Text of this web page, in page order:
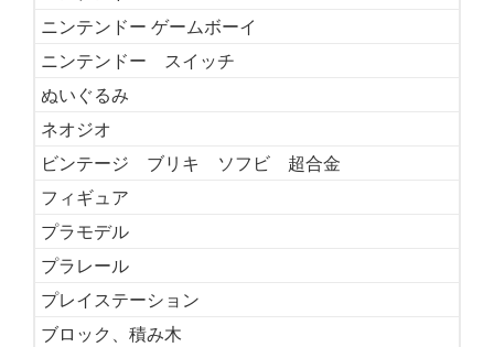
ニンテンドー ゲームボーイ
ニンテンドー スイッチ
ぬいぐるみ
ネオジオ
ビンテージ ブリキ ソフビ 超合金
フィギュア
プラモデル
プラレール
プレイステーション
ブロック、積み木